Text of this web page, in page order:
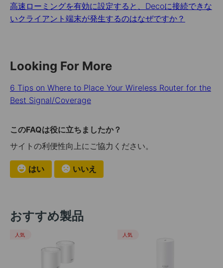
高速ローミングを有効に設定すると、Decoに接続できな
いクライアント端末が発生するのはなぜですか？
Looking For More
6 Tips on Where to Place Your Wireless Router for the
Best Signal/Coverage
このFAQは役に立ちましたか？
サイトの利便性向上にご協力ください。
はい いいえ
おすすめ製品
人気 人気